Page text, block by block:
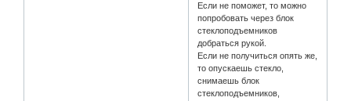
Если не поможет, то можно
попробовать через блок
стеклоподъемников
добраться рукой.
Если не получиться опять же,
то опускаешь стекло,
снимаешь блок
стеклоподъемников,